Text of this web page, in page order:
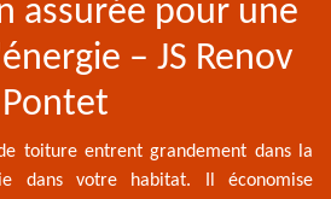
assurée pour une
– JS Renov
toiture entrent grandement dans la
dans votre habitat. Il économise